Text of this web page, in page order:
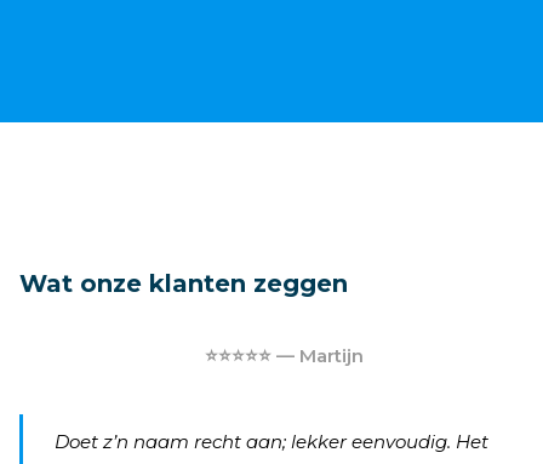
Wat onze klanten zeggen
⭐⭐⭐⭐⭐ — Martijn
Doet z’n naam recht aan; lekker eenvoudig. Het